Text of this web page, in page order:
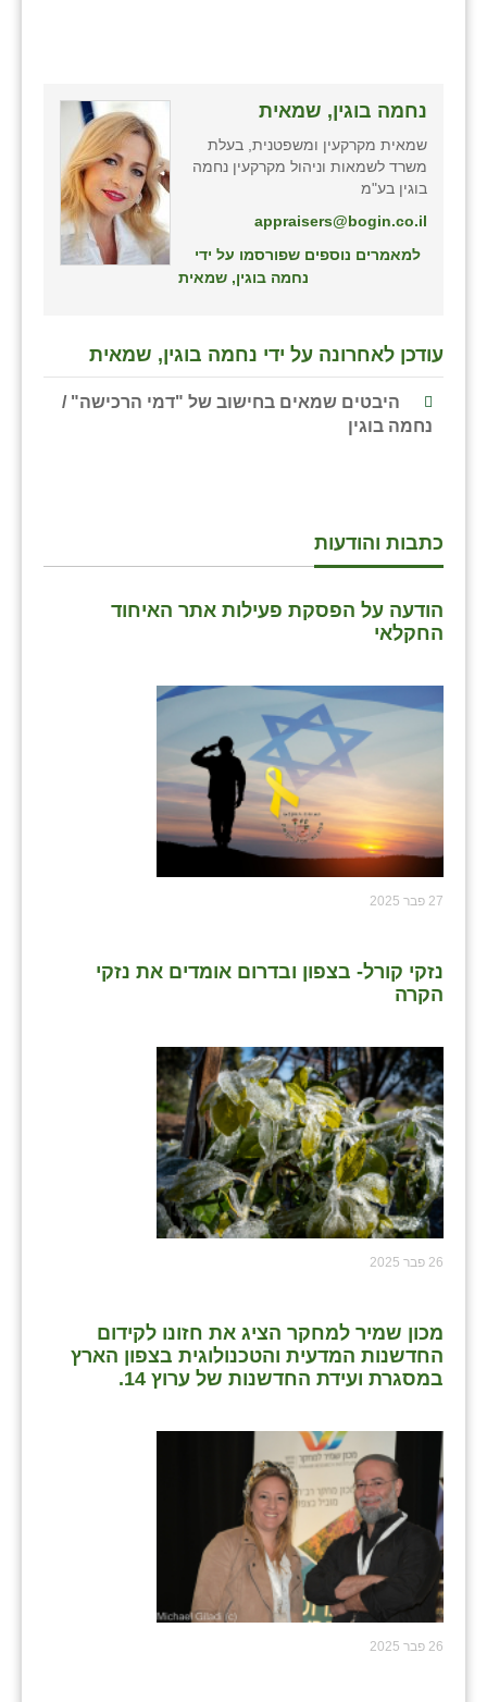
נחמה בוגין, שמאית
שמאית מקרקעין ומשפטנית, בעלת
משרד לשמאות וניהול מקרקעין נחמה
בוגין בע"מ
appraisers@bogin.co.il
למאמרים נוספים שפורסמו על ידי
נחמה בוגין, שמאית
עודכן לאחרונה על ידי נחמה בוגין, שמאית
היבטים שמאים בחישוב של "דמי הרכישה" /
נחמה בוגין
כתבות והודעות
הודעה על הפסקת פעילות אתר האיחוד
החקלאי
27 פבר 2025
נזקי קורל- בצפון ובדרום אומדים את נזקי
הקרה
26 פבר 2025
מכון שמיר למחקר הציג את חזונו לקידום
החדשנות המדעית והטכנולוגית בצפון הארץ
במסגרת ועידת החדשנות של ערוץ 14.
26 פבר 2025
רימונים
רמות השבים
שדה צבי
שדמה
בוסתן הגליל